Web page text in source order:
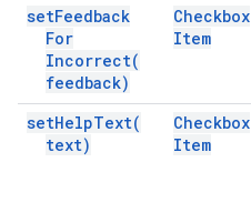
setFeedback
For
Incorrect(
feedback)
Checkbox
Item
setHelpText(
text)
Checkbox
Item